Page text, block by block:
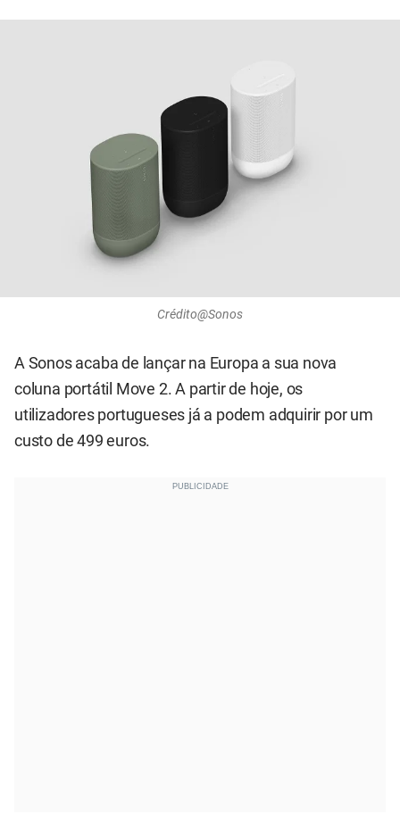
Crédito@Sonos
A Sonos acaba de lançar na Europa a sua nova
coluna portátil Move 2. A partir de hoje, os
utilizadores portugueses já a podem adquirir por um
custo de 499 euros.